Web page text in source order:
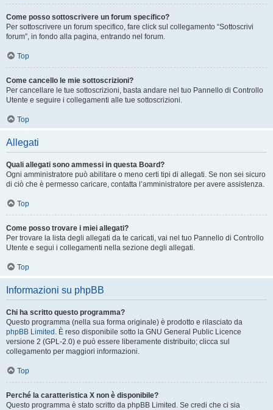
Come posso sottoscrivere un forum specifico?
Per sottoscrivere un forum specifico, fare click sul collegamento “Sottoscrivi
forum”, in fondo alla pagina, entrando nel forum.
Top
Come cancello le mie sottoscrizioni?
Per cancellare le tue sottoscrizioni, basta andare nel tuo Pannello di Controllo
Utente e seguire i collegamenti alle tue sottoscrizioni.
Top
Allegati
Quali allegati sono ammessi in questa Board?
Ogni amministratore può abilitare o meno certi tipi di allegati. Se non sei sicuro
di ciò che è permesso caricare, contatta l’amministratore per avere assistenza.
Top
Come posso trovare i miei allegati?
Per trovare la lista degli allegati da te caricati, vai nel tuo Pannello di Controllo
Utente e segui i collegamenti nella sezione degli allegati.
Top
Informazioni su phpBB
Chi ha scritto questo programma?
Questo programma (nella sua forma originale) è prodotto e rilasciato da
phpBB Limited . È reso disponibile sotto la GNU General Public Licence
versione 2 (GPL-2.0) e può essere liberamente distribuito; clicca sul
collegamento per maggiori informazioni.
Top
Perché la caratteristica X non è disponibile?
Questo programma è stato scritto da phpBB Limited. Se credi che ci sia